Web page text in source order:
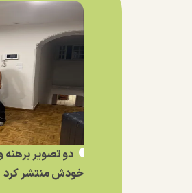
دو تصویر برهنه
خودش منتشر کرد